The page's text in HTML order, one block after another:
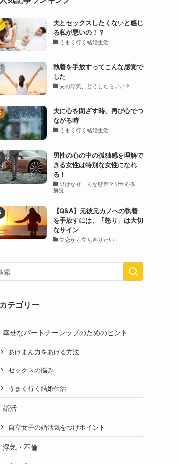
夫とセックスしたくないと感じ
る私が悪いの！？
うまく行く結婚生活
執着を手放すってこんな感覚で
した
夫の浮気、どうしたらいい？
夫に心を閉ざす時、再び心でつ
ながる時
うまく行く結婚生活
男性の心の中の孤独感を理解で
きる女性は特別な女性になれ
る！
男はなぜこんな態度？男性心理
解説
【Q&A】元彼元カノへの執着
を手放すには、「怒り」は大切
なサイン
失恋から立ち直りたい！
カテゴリー
幸せなパートナーシップのためのヒント
あげまん力をあげる方法
セックスの悩み
うまく行く結婚生活
婚活
自立女子の婚活気をつけポイント
浮気・不倫